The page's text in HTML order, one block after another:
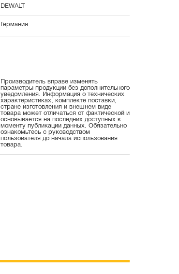
DEWALT
Германия
Производитель вправе изменять
параметры продукции без дополнительного
уведомления. Информация о технических
характеристиках, комплекте поставки,
стране изготовления и внешнем виде
товара может отличаться от фактической и
основывается на последних доступных к
моменту публикации данных. Обязательно
ознакомьтесь с руководством
пользователя до начала использования
товара.